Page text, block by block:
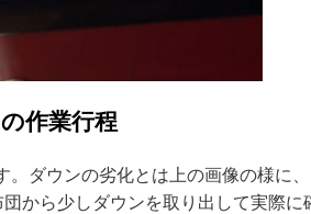
作業行程
ダウンの劣化とは上の画像の様に
から少しダウンを取り出して実際に